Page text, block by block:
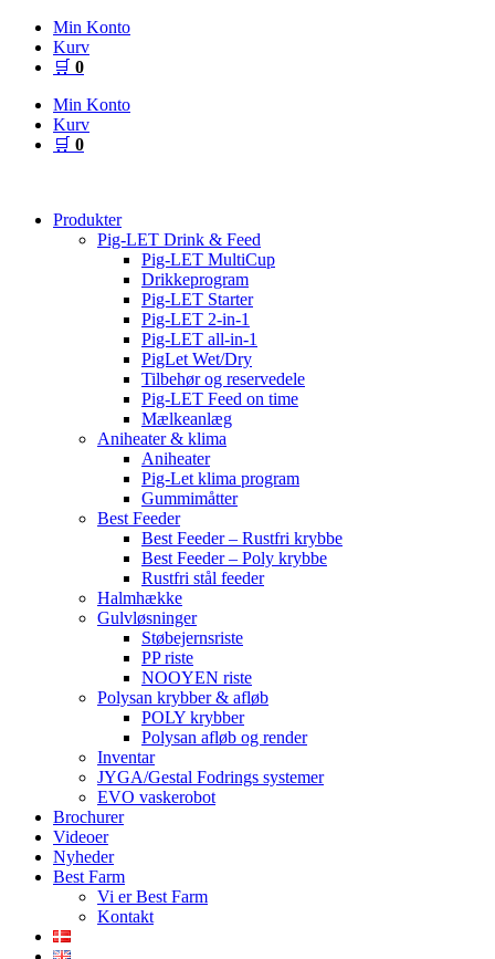
Videre
indhold
Min Konto
Kurv
🛒 0
Min Konto
Kurv
🛒 0
Produkter
Pig-LET Drink & Feed
Pig-LET MultiCup
Drikkeprogram
Pig-LET Starter
Pig-LET 2-in-1
Pig-LET all-in-1
PigLet Wet/Dry
Tilbehør og reservedele
Pig-LET Feed on time
Mælkeanlæg
Aniheater & klima
Aniheater
Pig-Let klima program
Gummimåtter
Best Feeder
Best Feeder – Rustfri krybbe
Best Feeder – Poly krybbe
Rustfri stål feeder
Halmhække
Gulvløsninger
Støbejernsriste
PP riste
NOOYEN riste
Polysan krybber & afløb
POLY krybber
Polysan afløb og render
Inventar
JYGA/Gestal Fodrings systemer
EVO vaskerobot
Brochurer
Videoer
Nyheder
Best Farm
Vi er Best Farm
Kontakt